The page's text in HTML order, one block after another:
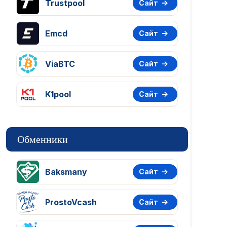
Trustpool Сайт
Emcd Сайт
ViaBTC Сайт
K1pool Сайт
Обменники
Baksmany Сайт
ProstoVcash Сайт